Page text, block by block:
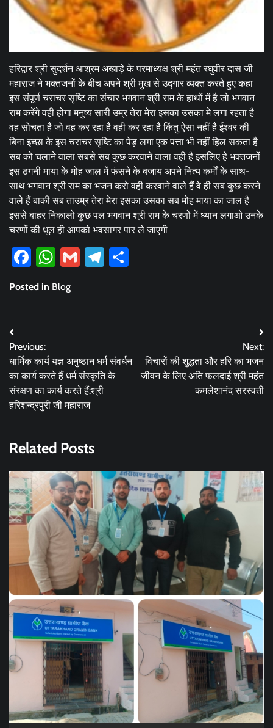
हरिद्वार श्री सुदर्शन आश्रम अखाड़े के परमाध्यक्ष श्री महंत रघुवीर दास जी
महाराज ने भक्तजनों के बीच अपने श्री मुख से उद्गार व्यक्त करते हुए कहा
इस संपूर्ण चराचर सृष्टि का संचार भगवान श्री राम के हाथों में है जो भगवान
राम करेंगे वही होगा मनुष्य सारी उम्र तेरा मेरा इसका उसका मे लगा रहता है
वह सोचता है जो वह कर रहा है वही कर रहा है किंतु ऐसा नहीं है ईश्वर की
बिना इच्छा के इस चराचर सृष्टि का पेड़ लगा एक पत्ता भी नहीं हिल सकता है
सब को चलाने वाला सबसे सब कुछ करवाने वाला वही है इसलिए हे भक्तजनों
इस ठगनी माया के मोह जाल में फंसने के बजाय अपने नित्य कर्मों के साथ-
साथ भगवान श्री राम का भजन करो वही करवाने वाले हैं वे ही सब कुछ करने
वाले हैं बाकी सब ताउम्र तेरा मेरा इसका उसका सब मोह माया का जाल है
इससे बाहर निकालो कुछ पल भगवान श्री राम के चरणों में ध्यान लगाओ उनके
चरणों की धूल ही आपको भवसागर पार ले जाएगी
Facebook
WhatsApp
GmailTelegram
Posted in Blog
Post
navigation
Previous:
धार्मिक कार्य यज्ञ अनुष्ठान धर्म संवर्धन
का कार्य करते हैं धर्म संस्कृति के
संरक्षण का कार्य करते हैं:श्री
हरिशन्द्रपुरी जी महाराज
Next:
विचारों की शुद्धता और हरि का भजन
जीवन के लिए अति फलदाई श्री महंत
कमलेशानंद सरस्वती
Related Posts